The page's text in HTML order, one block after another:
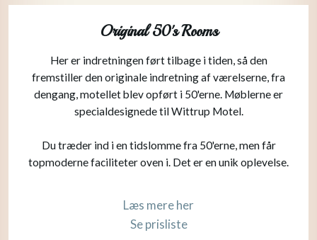
Original 50's Rooms
Her er indretningen ført tilbage i tiden, så den
fremstiller den originale indretning af værelserne, fra
dengang, motellet blev opført i 50'erne. Møblerne er
specialdesignede til Wittrup Motel.
Du træder ind i en tidslomme fra 50'erne, men får
topmoderne faciliteter oven i.​​ Det er en unik oplevelse.
Læs mere her​
Se prisliste